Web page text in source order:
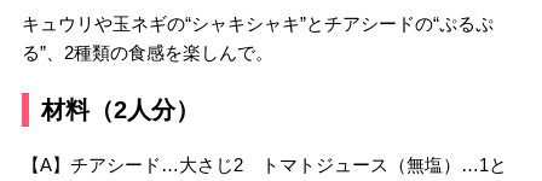
キュウリや玉ネギの“シャキシャキ”とチアシードの“ぷるぷ
る”、2種類の食感を楽しんで。
材料（2人分）
【A】チアシード…大さじ2 トマトジュース（無塩）…1と